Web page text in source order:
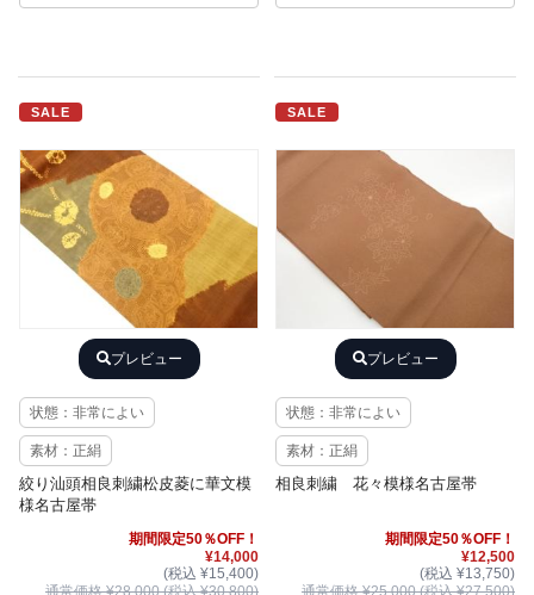
SALE
プレビュー
状態：非常によい
素材：正絹
絞り汕頭相良刺繍松皮菱に華文模
様名古屋帯
期間限定50％OFF！
¥14,000
(税込 ¥15,400)
SALE
プレビュー
状態：非常によい
素材：正絹
相良刺繍 花々模様名古屋帯
期間限定50％OFF！
¥12,500
(税込 ¥13,750)